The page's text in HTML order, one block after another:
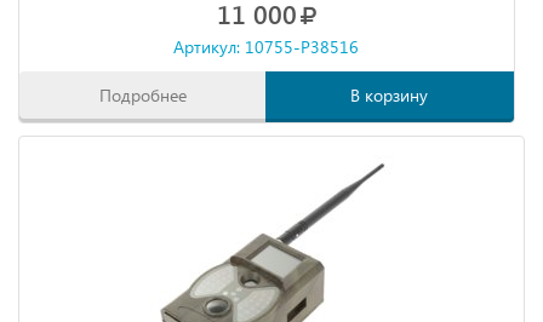
11 000
Артикул: 10755-P38516
Подробнее В корзину